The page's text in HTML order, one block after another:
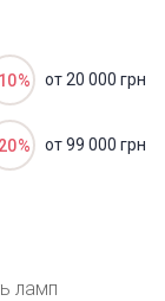
от 20 000 грн
от 99 000 грн
ламп